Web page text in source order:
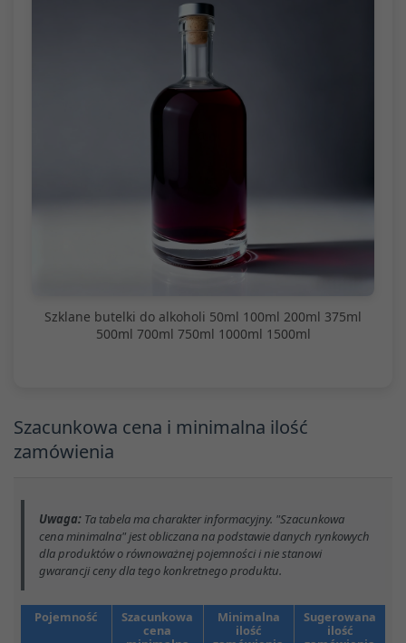
Szklane butelki do alkoholi 50ml 100ml 200ml 375ml
500ml 700ml 750ml 1000ml 1500ml
Szacunkowa cena i minimalna ilość
zamówienia
Uwaga: Ta tabela ma charakter informacyjny. "Szacunkowa
cena minimalna" jest obliczana na podstawie danych rynkowych
dla produktów o równoważnej pojemności i nie stanowi
gwarancji ceny dla tego konkretnego produktu.
Pojemność
Szacunkowa
cena
Minimalna
ilość
Sugerowana
ilość